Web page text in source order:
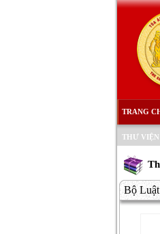
TRANG
THƯ
Bộ